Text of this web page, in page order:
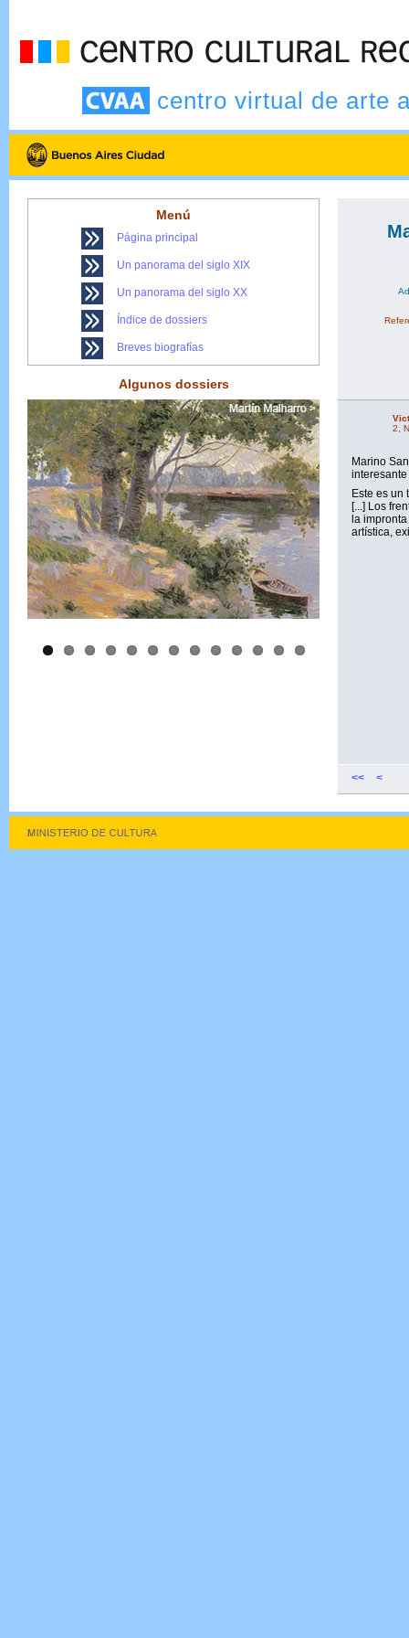
centro virtual de arte
Menú
Página principal
Un panorama del siglo XIX
Un panorama del siglo XX
Índice de dossiers
Breves biografías
Algunos dossiers
2,
Marino
Este es un
[...] Los
la
artística,
<< <